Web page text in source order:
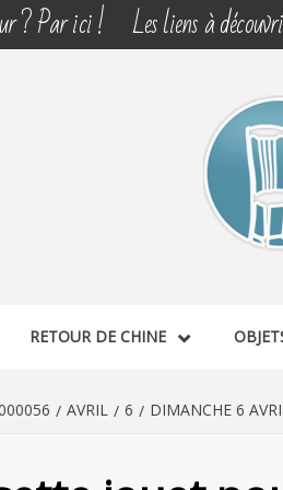
? Par ici ! Les liens à
RETOUR DE CHINE
AVRIL 6 DIMANCHE 6